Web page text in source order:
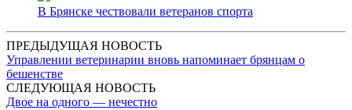
В Брянске чествовали ветеранов спорта
ПРЕДЫДУЩАЯ НОВОСТЬ
Управлении ветеринарии вновь напоминает брянцам о
бешенстве
СЛЕДУЮЩАЯ НОВОСТЬ
Двое на одного — нечестно